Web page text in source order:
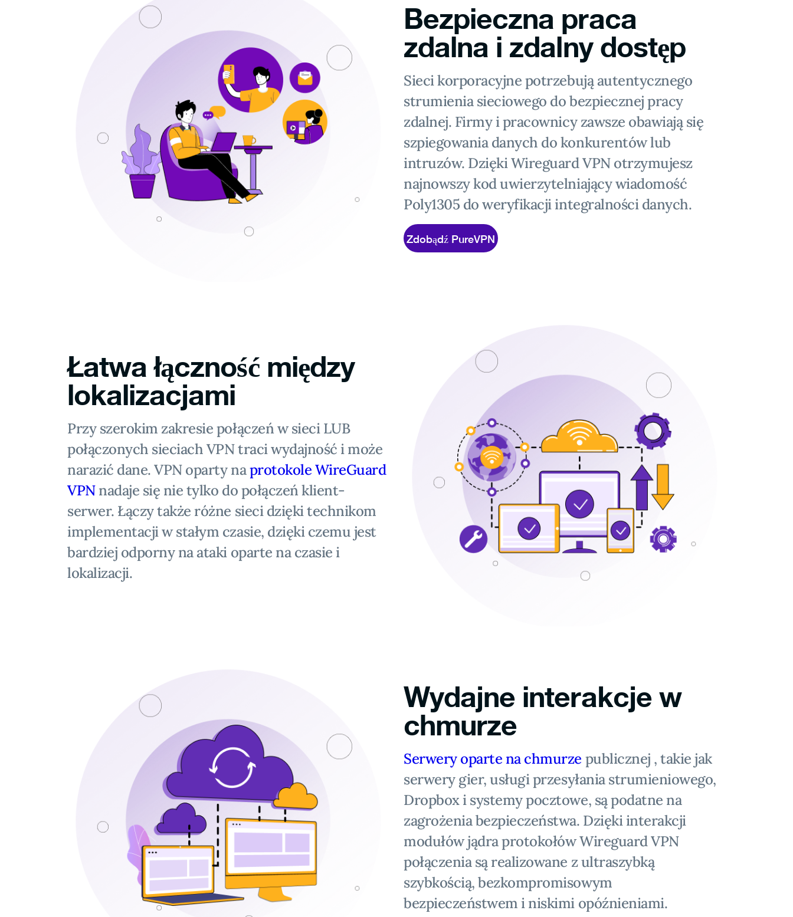
Bezpieczna praca
zdalna i zdalny dostęp
Sieci korporacyjne potrzebują autentycznego
strumienia sieciowego do bezpiecznej pracy
zdalnej. Firmy i pracownicy zawsze obawiają się
szpiegowania danych do konkurentów lub
intruzów. Dzięki Wireguard VPN otrzymujesz
najnowszy kod uwierzytelniający wiadomość
Poly1305 do weryfikacji integralności danych.
Zdobądź PureVPN
Łatwa łączność między
lokalizacjami
Przy szerokim zakresie połączeń w sieci LUB
połączonych sieciach VPN traci wydajność i może
narazić dane. VPN oparty naprotokole WireGuard
VPNnadaje się nie tylko do połączeń klient-
serwer. Łączy także różne sieci dzięki technikom
implementacji w stałym czasie, dzięki czemu jest
bardziej odporny na ataki oparte na czasie i
lokalizacji.
Wydajne interakcje w
chmurze
Serwery oparte na chmurze publicznej , takie jak
serwery gier, usługi przesyłania strumieniowego,
Dropbox i systemy pocztowe, są podatne na
zagrożenia bezpieczeństwa. Dzięki interakcji
modułów jądra protokołów Wireguard VPN
połączenia są realizowane z ultraszybką
szybkością, bezkompromisowym
bezpieczeństwem i niskimi opóźnieniami.